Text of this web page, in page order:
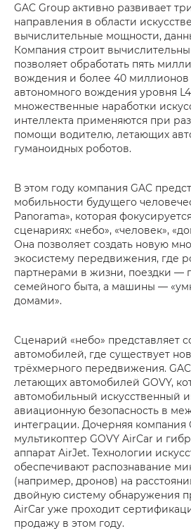
GAC Group активно развивает
направления в области
вычислительные мощности,
Компания строит
позволяет обработать пять
вождения и более 40
автономного вождения уровня
множественные наработки
интеллекта применяются при
помощи водителю, летающих
гуманоидных роботов.
В этом году компания GAC
мобильности будущего
Panorama», которая
сценариях: «небо», «человек»,
Она позволяет создать новую
экосистему передвижения, где
партнерами в жизни, поездки —
семейного быта, а машины —
домами».
Сценарий «небо» представляет
автомобилей, где существует
трёхмерного передвижения.
летающих автомобилей GOVY,
автомобильный искусственный
авиационную безопасность в
интеграции. Дочерняя компания
мультикоптер GOVY AirCar и
аппарат AirJet. Технологии
обеспечивают распознавание
(например, дронов) на
двойную систему обнаружения
AirCar уже проходит
продажу в этом году.